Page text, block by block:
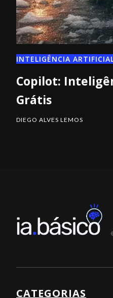
INTELIGÊNCIA
Copilot:
Grátis
DIEGO ALVES LEMOS
CATEGORIAS